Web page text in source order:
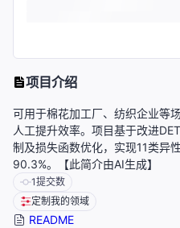
项目介绍
可用于棉花加工厂、纺织企业等
人工提升效率。项目基于改进
制及损失函数优化，实现11类异
90.3%。【此简介由AI生成】
1提交数
定制我的领域
README